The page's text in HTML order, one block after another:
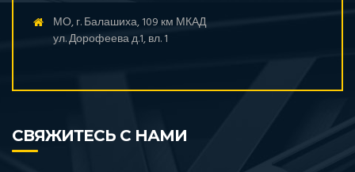
МО, г. Балашиха, 109 км МКАД
ул. Дорофеева д.1, вл. 1
СВЯЖИТЕСЬ С НАМИ